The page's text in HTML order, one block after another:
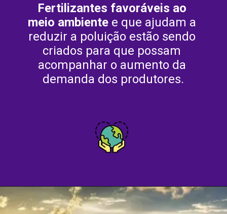
Fertilizantes favoráveis ​​ao
meio ambiente e que ajudam a
reduzir a poluição estão sendo
criados para que possam
acompanhar o aumento da
demanda dos produtores.